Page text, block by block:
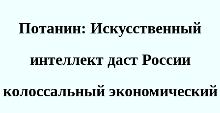
Потанин: Искусственный
интеллект даст России
колоссальный экономический